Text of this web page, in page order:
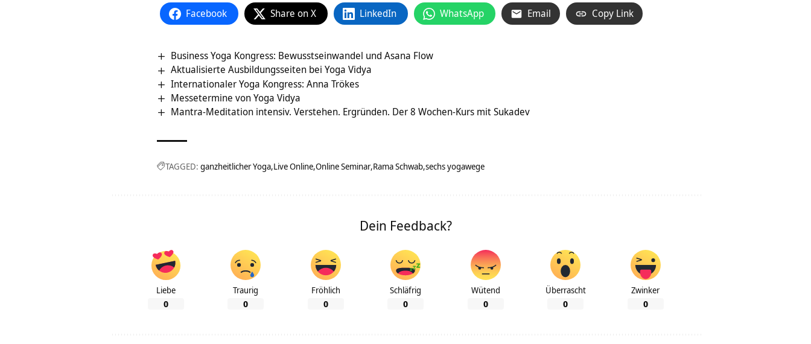
Facebook Share on X LinkedIn WhatsApp Email Copy Link
Business Yoga Kongress: Bewusstseinwandel und Asana Flow
Aktualisierte Ausbildungsseiten bei Yoga Vidya
Internationaler Yoga Kongress: Anna Trökes
Messetermine von Yoga Vidya
Mantra-Meditation intensiv. Verstehen. Ergründen. Der 8 Wochen-Kurs mit Sukadev
TAGGED: ganzheitlicher Yoga Live Online Online Seminar Rama Schwab sechs yogawege
Dein Feedback?
Liebe
0
Traurig
0
Fröhlich
0
Schläfrig
0
Wütend
0
Überrascht
0
Zwinker
0